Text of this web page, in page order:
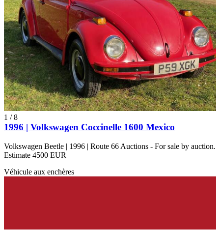
1 /8
1996 | Volkswagen Coccinelle 1600 Mexico
Volkswagen Beetle | 1996 | Route 66 Auctions - For sale by auction.
Estimate 4500 EUR
Véhicule aux enchères